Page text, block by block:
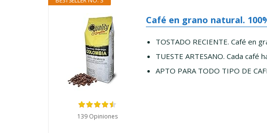
139 Opiniones
Café en grano natural.
TOSTADO RECIENTE. Café en
TUESTE ARTESANO. Cada
APTO PARA TODO TIPO DE